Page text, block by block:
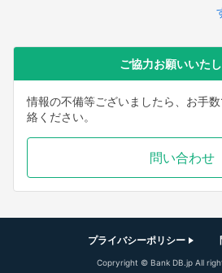
ご協力お願いいた
情報の不備等ございましたら、お手
絡ください。
問い合わせ
Copryright © Bank DB.jp All
プライバシーポリシー